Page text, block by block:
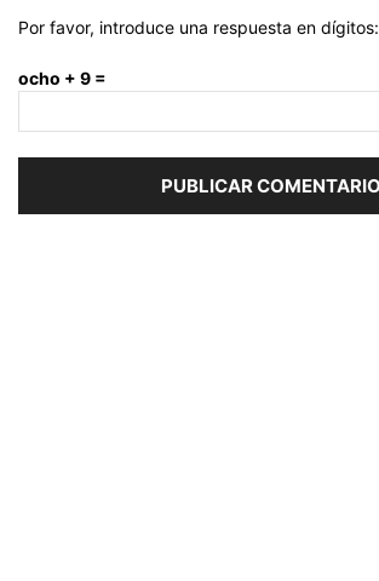
Por favor, introduce una respuesta en dígitos:
ocho + 9 =